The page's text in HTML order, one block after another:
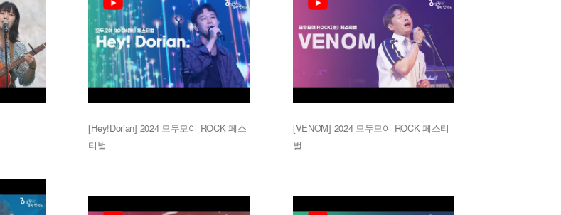
[Hey!Dorian] 2024 모두모여 ROCK 페스
티벌
[VENOM] 2024 모두모여 ROCK 페스티
벌